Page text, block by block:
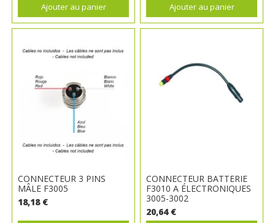
Ajouter au panier Ajouter au panier
CONNECTEUR 3 PINS
MÂLE F3005
18,18 €
CONNECTEUR BATTERIE
F3010 A ÉLECTRONIQUES
3005-3002
20,64 €